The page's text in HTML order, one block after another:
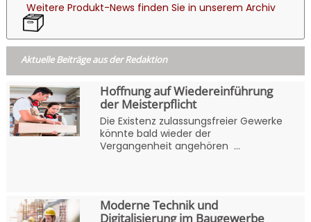
Weitere Produkt-News finden Sie in unserem Archiv
Aktuelle Beiträge aus der Redaktion
Hoffnung auf Wiedereinführung
der Meisterpflicht
Die Existenz zulassungsfreier Gewerke
könnte bald wieder der
Vergangenheit angehören ...
Moderne Technik und
Digitalisierung im Baugewerbe